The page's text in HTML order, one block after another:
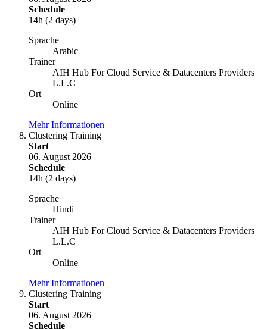
Schedule
14h (2 days)
Sprache
Arabic
Trainer
AIH Hub For Cloud Service & Datacenters Providers
L.L.C
Ort
Online
Mehr Informationen
Clustering Training
Start
06. August 2026
Schedule
14h (2 days)
Sprache
Hindi
Trainer
AIH Hub For Cloud Service & Datacenters Providers
L.L.C
Ort
Online
Mehr Informationen
Clustering Training
Start
06. August 2026
Schedule